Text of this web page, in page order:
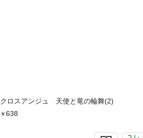
クロスアンジュ 天使と竜の輪舞(2)
638